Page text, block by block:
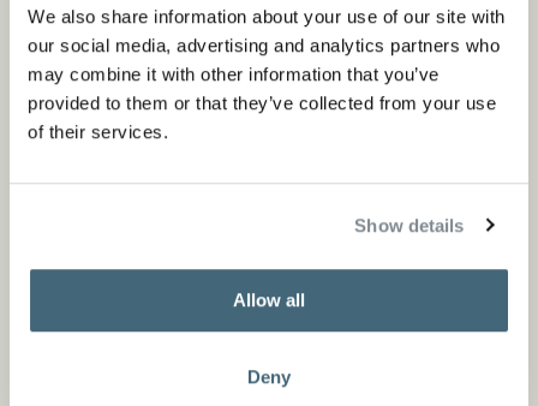
We also share information about your use of our site with
our social media, advertising and analytics partners who
may combine it with other information that you’ve
provided to them or that they’ve collected from your use
of their services.
Show details
Allow all
Deny